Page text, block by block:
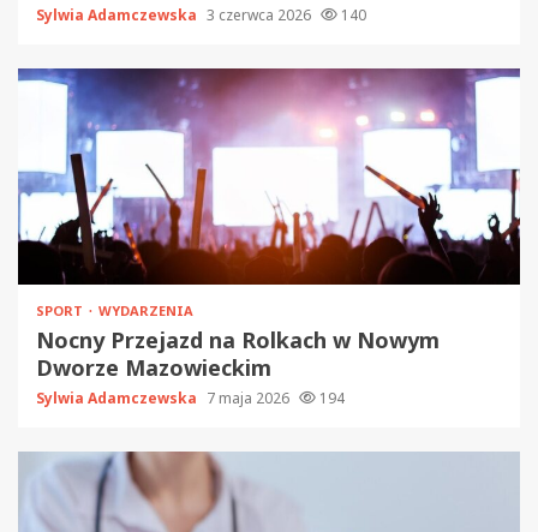
Sylwia Adamczewska 3 czerwca 2026 140
SPORT WYDARZENIA
Nocny Przejazd na Rolkach w Nowym
Dworze Mazowieckim
Sylwia Adamczewska 7 maja 2026 194